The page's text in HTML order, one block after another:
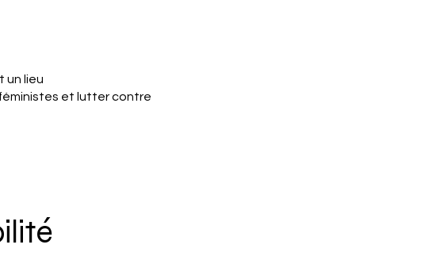
un lieu
et lutter contre